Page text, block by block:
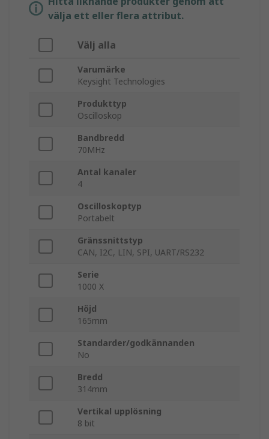
välja ett eller flera attribut.
Välj alla
Varumärke
Keysight Technologies
Produkttyp
Oscilloskop
Bandbredd
70MHz
Antal kanaler
4
Oscilloskoptyp
Portabelt
Gränssnittstyp
CAN, I2C, LIN, SPI, UART/RS232
Serie
1000 X
Höjd
165mm
Standarder/godkännanden
No
Bredd
314mm
Vertikal upplösning
8 bit